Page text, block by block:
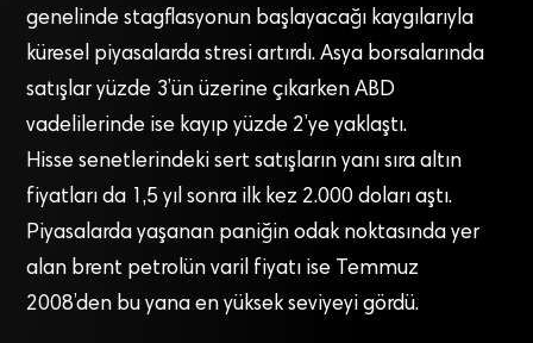
genelinde stagflasyonun başlayacağı kaygılarıyla
küresel piyasalarda stresi artırdı. Asya borsalarında
satışlar yüzde 3’ün üzerine çıkarken ABD
vadelilerinde ise kayıp yüzde 2’ye yaklaştı.
Hisse senetlerindeki sert satışların yanı sıra altın
fiyatları da 1,5 yıl sonra ilk kez 2.000 doları aştı.
Piyasalarda yaşanan paniğin odak noktasında yer
alan brent petrolün varil fiyatı ise Temmuz
2008’den bu yana en yüksek seviyeyi gördü.